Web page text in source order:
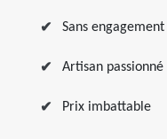
Sans engagement
Artisan passionné
Prix imbattable